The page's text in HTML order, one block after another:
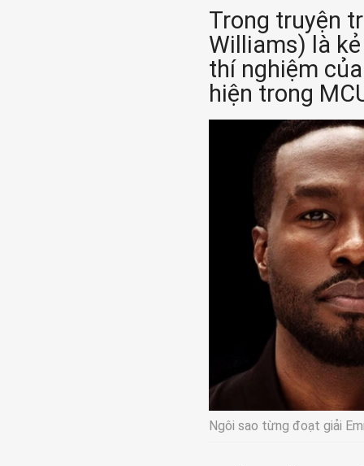
Trong truyện
Williams) là
thí nghiệm
hiện trong
Ngôi sao từng đoạt giải